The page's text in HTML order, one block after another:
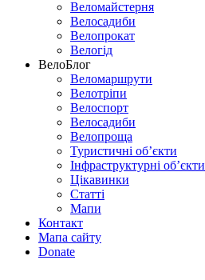
Веломайстерня
Велосадиби
Велопрокат
Велогід
ВелоБлог
Веломаршрути
Велотріпи
Велоспорт
Велосадиби
Велопроща
Туристичні об’єкти
Інфраструктурні об’єкти
Цікавинки
Статті
Мапи
Контакт
Мапа сайту
Donate